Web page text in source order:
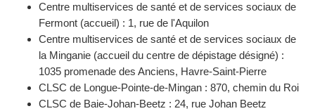
Centre multiservices de santé et de services sociaux de
Fermont (accueil) : 1, rue de l'Aquilon
Centre multiservices de santé et de services sociaux de
la Minganie (accueil du centre de dépistage désigné) :
1035 promenade des Anciens, Havre-Saint-Pierre
CLSC de Longue-Pointe-de-Mingan : 870, chemin du Roi
CLSC de Baie-Johan-Beetz : 24, rue Johan Beetz